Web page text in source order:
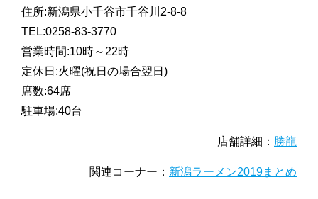
住所:新潟県小千谷市千谷川2-8-8
TEL:0258-83-3770
営業時間:10時～22時
定休日:火曜(祝日の場合翌日)
席数:64席
駐車場:40台
店舗詳細： 勝龍
関連コーナー： 新潟ラーメン2019まとめ